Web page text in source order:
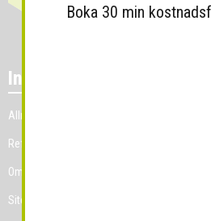
Information
Allmänna villkor
Referenskunder
Om Grossist.se
Sitemap
Boka 30 min